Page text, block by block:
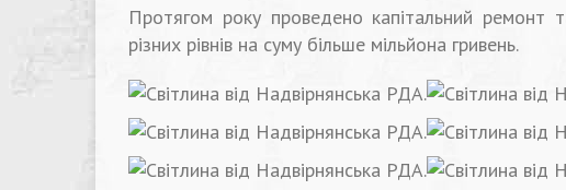
Протягом року проведено капітальний ремонт
різних рівнів на суму більше мільйона гривень.